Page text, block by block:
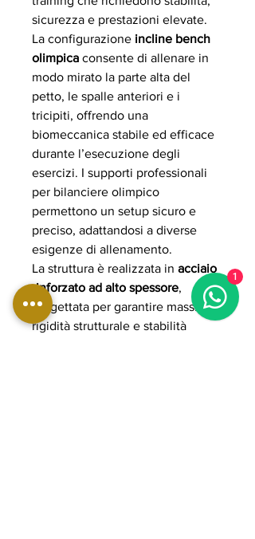
sicurezza e prestazioni elevate.
La configurazione incline bench
olimpica consente di allenare in
modo mirato la parte alta del
petto, le spalle anteriori e i
tricipiti, offrendo una
biomeccanica stabile ed efficace
durante l’esecuzione degli
esercizi. I supporti professionali
per bilanciere olimpico
permettono un setup sicuro e
preciso, adattandosi a diverse
esigenze di allenamento.
La struttura è realizzata in acciaio
rinforzato ad alto spessore,
progettata per garantire massima
rigidità strutturale e stabilità
1